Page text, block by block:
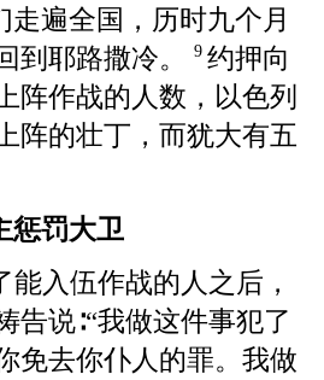
走遍全国，历时九个月
到耶路撒冷。
9 约押向
阵作战的人数，以色列
阵的壮丁，而犹大有五
惩罚大卫
能入伍作战的人之后，
告说∶“我做这件事犯了
免去你仆人的罪。我做